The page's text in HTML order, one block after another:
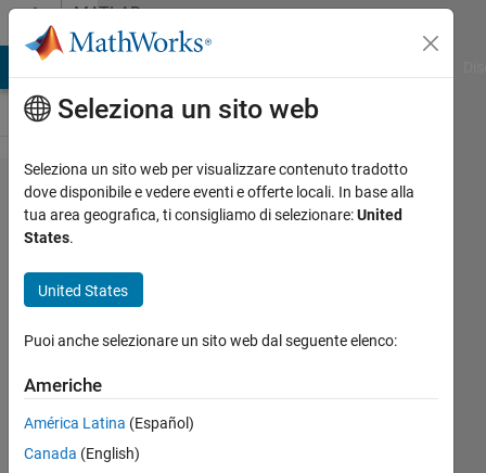
Vai al contenutoMATLAB
Answers
I can not
connect
arduino
MATLAB
Hien
10 Nov
Seleziona un sito web
Seleziona un sito web per visualizzare contenuto tradotto
dove disponibile e vedere eventi e offerte locali. In base alla
tua area geografica, ti consigliamo di selezionare:United
States.
United States
Puoi anche selezionare un sito web dal seguente elenco:
Americhe
América Latina (Español)
Canada (English)